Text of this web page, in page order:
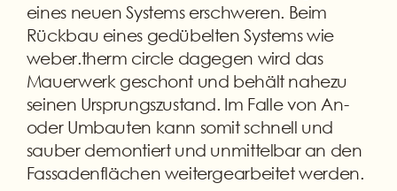
eines neuen Systems erschweren. Beim
Rückbau eines gedübelten Systems wie
weber.therm circle dagegen wird das
Mauerwerk geschont und behält nahezu
seinen Ursprungszustand. Im Falle von An-
oder Umbauten kann somit schnell und
sauber demontiert und unmittelbar an den
Fassadenflächen weitergearbeitet werden.